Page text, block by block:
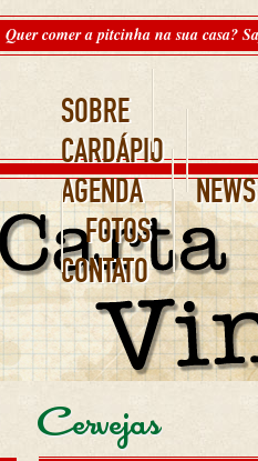
Quer comer a pitcinha na sua casa?
SOBRE
CARDÁPIO
AGENDA
NEWS
FOTOS
CONTATO
Cervejas